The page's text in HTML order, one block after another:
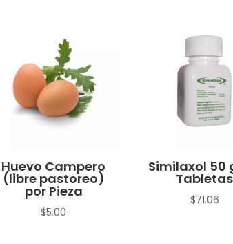
Huevo Campero
(libre pastoreo)
por Pieza
$5.00
Similaxol 50
Tabletas
$71.06